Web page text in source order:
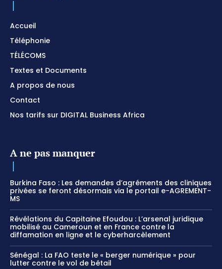
Accueil
Téléphonie
TÉLÉCOMS
Textes et Documents
A propos de nous
Contact
Nos tarifs sur DIGITAL Business Africa
A ne pas manquer
Burkina Faso : Les demandes d’agréments des cliniques
privées se feront désormais via le portail e-AGREMENT-
MS
Révélations du Capitaine Efoudou : L’arsenal juridique
mobilisé au Cameroun et en France contre la
diffamation en ligne et le cyberharcèlement
Sénégal : La FAO teste le « berger numérique » pour
lutter contre le vol de bétail